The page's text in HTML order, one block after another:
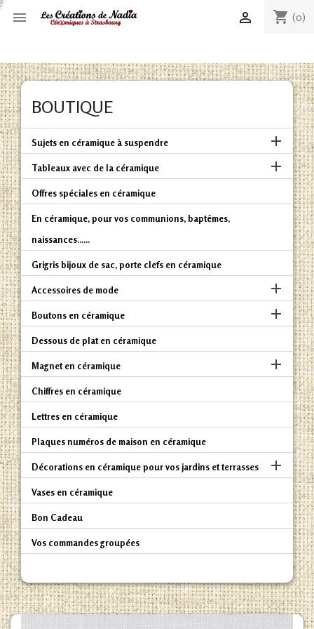
 shopping_cart (0)

BOUTIQUE
Sujets en céramique à suspendre 
Tableaux avec de la céramique 
Offres spéciales en céramique
En céramique, pour vos communions, baptêmes,
naissances......
Grigris bijoux de sac, porte clefs en céramique
Accessoires de mode 
Boutons en céramique 
Dessous de plat en céramique
Magnet en céramique 
Chiffres en céramique
Lettres en céramique
Plaques numéros de maison en céramique
Décorations en céramique pour vos jardins et terrasses 
Vases en céramique
Bon Cadeau
Vos commandes groupées